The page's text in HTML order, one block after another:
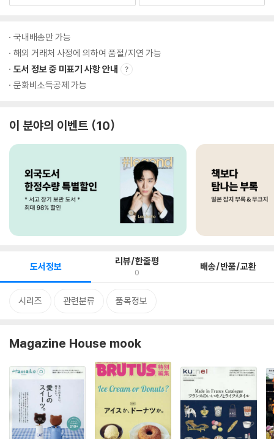
국내배송만 가능
해외 거래처 사정에 의하여 품절/지연 가능
도서 정보 중 미표기 사항 안내
문화비소득공제 가능
이 분야의 이벤트 10
도서정보 리뷰/한줄평
0 배송/반품/교환
시리즈 관련분류 품목정보
Magazine House mook